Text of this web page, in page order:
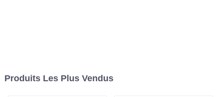
Produits Les Plus Vendus